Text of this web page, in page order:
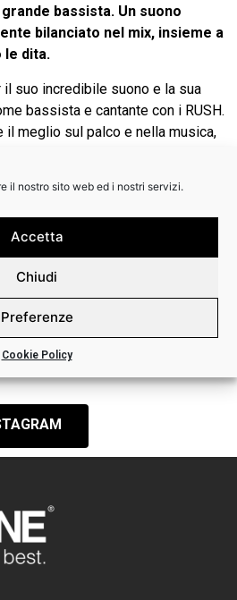
il nostro sito web ed i nostri servizi.
Accetta
Chiudi
Preferenze
Cookie Policy
bassista. Un suono
bilanciato nel mix, insieme a
le dita.
suo incredibile suono e la sua
bassista e cantante con i RUSH.
il meglio sul palco e nella musica,
bass-guitar